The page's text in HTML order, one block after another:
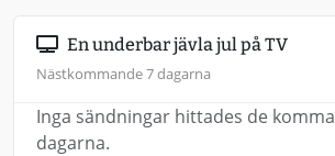
En underbar jävla jul på TV
Nästkommande 7 dagarna
Inga sändningar hittades de
dagarna.